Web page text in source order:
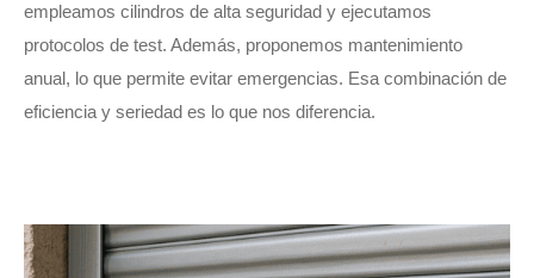
empleamos cilindros de alta seguridad y ejecutamos
protocolos de test. Además, proponemos mantenimiento
anual, lo que permite evitar emergencias. Esa combinación de
eficiencia y seriedad es lo que nos diferencia.